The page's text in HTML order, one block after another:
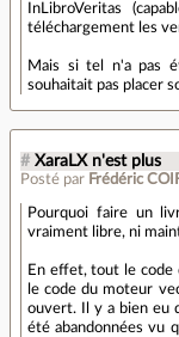
InLibroVeritas
téléchargement les
Mais si tel n'a pas
souhaitait pas placer
# XaraLX n'est plus
Posté par Frédéric
Pourquoi faire un
vraiment libre, ni
En effet, tout le code
le code du moteur
ouvert. Il y a bien eu
été abandonnées vu